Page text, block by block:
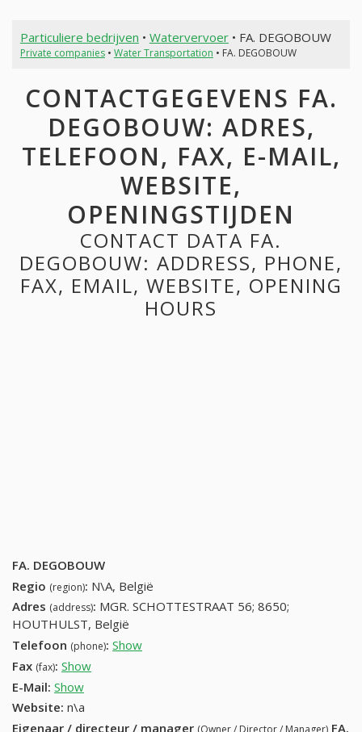
Particuliere bedrijven • Watervervoer• FA. DEGOBOUW
Private companies• Water Transportation • FA. DEGOBOUW
CONTACTGEGEVENS FA.
DEGOBOUW: ADRES,
TELEFOON, FAX, E-MAIL,
WEBSITE,
OPENINGSTIJDEN
CONTACT DATA FA.
DEGOBOUW: ADDRESS, PHONE,
FAX, EMAIL, WEBSITE, OPENING
HOURS
FA. DEGOBOUW
Regio (region): N\A, België
Adres (address): MGR. SCHOTTESTRAAT 56; 8650;
HOUTHULST, België
Telefoon (phone): Show
Fax (fax): Show
E-Mail: Show
Website: n\a
Eigenaar / directeur / manager
FA.